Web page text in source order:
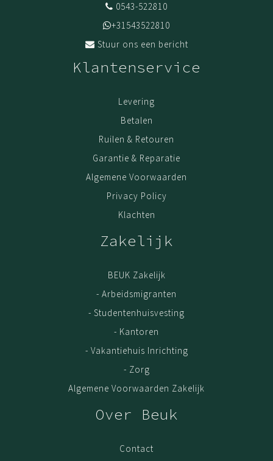
0543-522810
+31543522810
Stuur ons een bericht
Klantenservice
Levering
Betalen
Ruilen & Retouren
Garantie & Reparatie
Algemene Voorwaarden
Privacy Policy
Klachten
Zakelijk
BEUK Zakelijk
- Arbeidsmigranten
- Studentenhuisvesting
- Kantoren
- Vakantiehuis Inrichting
- Zorg
Algemene Voorwaarden Zakelijk
Over Beuk
Contact